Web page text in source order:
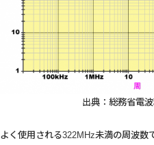
出典：総務省電
よく使用される322MHz未満の周波数